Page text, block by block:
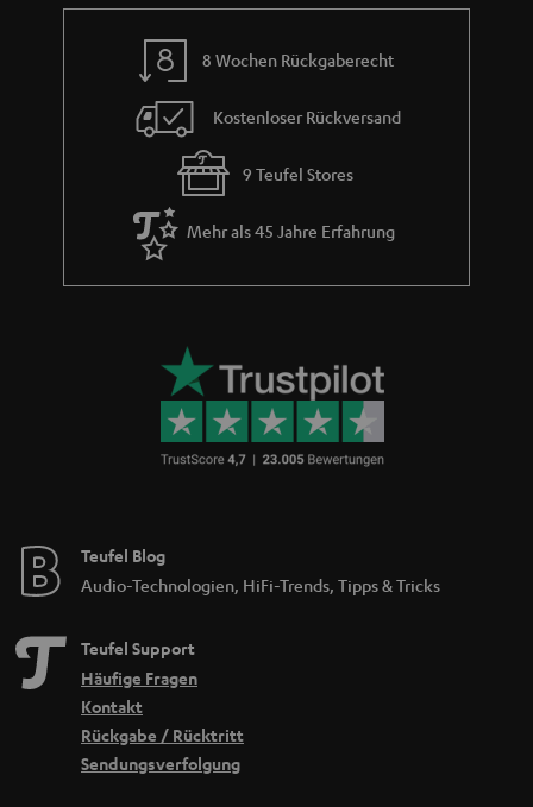
8 Wochen Rückgaberecht
Kostenloser Rückversand
9 Teufel Stores
Mehr als 45 Jahre Erfahrung
Teufel Blog
Audio-Technologien, HiFi-Trends, Tipps & Tricks
Teufel Support
Häufige Fragen
Kontakt
Rückgabe / Rücktritt
Sendungsverfolgung